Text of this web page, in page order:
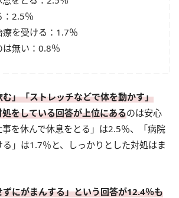
：2.5％
を受ける：1.7％
は無い：0.8％
」「ストレッチなどで体を動かす」
をしている回答が上位にあるのは安心
を休んで休息をとる」は2.5％、「病院
」は1.7％と、しっかりとした対処はま
ずにがまんする」という回答が12.4％も